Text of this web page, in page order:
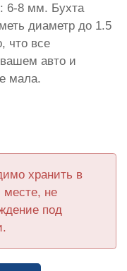
6-8 мм. Бухта
диаметр до 1.5
что все
авто и
мала.
хранить в
месте, не
под